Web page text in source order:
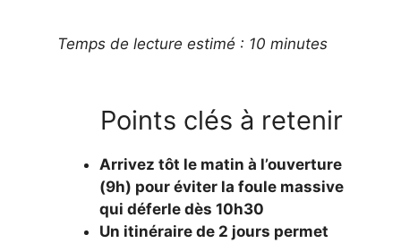
Temps de lecture estimé : 10 minutes
Points clés à retenir
Arrivez tôt le matin à l’ouverture
(9h) pour éviter la foule massive
qui déferle dès 10h30
Un itinéraire de 2 jours permet